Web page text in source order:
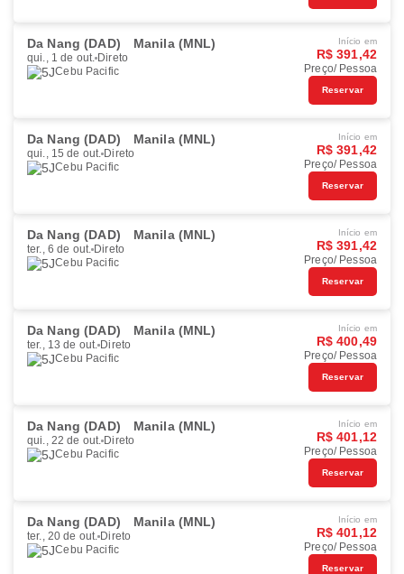
Da Nang (DAD) Manila (MNL)
qui., 1 de out. Direto
Cebu Pacific
Início em
R$ 391,42
Preço/ Pessoa
Reservar
Da Nang (DAD) Manila (MNL)
qui., 15 de out. Direto
Cebu Pacific
Início em
R$ 391,42
Preço/ Pessoa
Reservar
Da Nang (DAD) Manila (MNL)
ter., 6 de out. Direto
Cebu Pacific
Início em
R$ 391,42
Preço/ Pessoa
Reservar
Da Nang (DAD) Manila (MNL)
ter., 13 de out. Direto
Cebu Pacific
Início em
R$ 400,49
Preço/ Pessoa
Reservar
Da Nang (DAD) Manila (MNL)
qui., 22 de out. Direto
Cebu Pacific
Início em
R$ 401,12
Preço/ Pessoa
Reservar
Da Nang (DAD) Manila (MNL)
ter., 20 de out. Direto
Cebu Pacific
Início em
R$ 401,12
Preço/ Pessoa
Reservar